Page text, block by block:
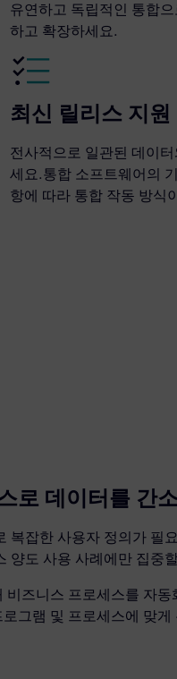
유연하고 독립적인 통합
하고 확장하세요.
최신 릴리스 지원
전사적으로 일관된 데이
세요.통합 소프트웨어의
항에 따라 통합 작동 방식
로 데이터를 간
복잡한 사용자 정의가 필
양도 사용 사례에만 집중
비즈니스 프로세스를 자
그램 및 프로세스에 맞게